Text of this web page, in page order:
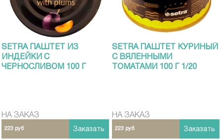
SETRA ПАШТЕТ ИЗ
ИНДЕЙКИ С
ЧЕРНОСЛИВОМ 100 Г
НА ЗАКАЗ
223 руб Заказать
SETRA ПАШТЕТ КУРИНЫЙ
С ВЯЛЕННЫМИ
ТОМАТАМИ 100 Г 1/20
НА ЗАКАЗ
223 руб Заказать